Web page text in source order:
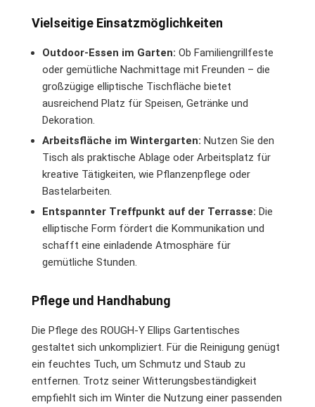
Vielseitige Einsatzmöglichkeiten
Outdoor-Essen im Garten: Ob Familiengrillfeste
oder gemütliche Nachmittage mit Freunden – die
großzügige elliptische Tischfläche bietet
ausreichend Platz für Speisen, Getränke und
Dekoration.
Arbeitsfläche im Wintergarten: Nutzen Sie den
Tisch als praktische Ablage oder Arbeitsplatz für
kreative Tätigkeiten, wie Pflanzenpflege oder
Bastelarbeiten.
Entspannter Treffpunkt auf der Terrasse: Die
elliptische Form fördert die Kommunikation und
schafft eine einladende Atmosphäre für
gemütliche Stunden.
Pflege und Handhabung
Die Pflege des ROUGH-Y Ellips Gartentisches
gestaltet sich unkompliziert. Für die Reinigung genügt
ein feuchtes Tuch, um Schmutz und Staub zu
entfernen. Trotz seiner Witterungsbeständigkeit
empfiehlt sich im Winter die Nutzung einer passenden